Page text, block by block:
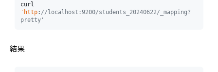
curl
'http: //localhost:9200/students_20240622/_mapping?
pretty'
結果